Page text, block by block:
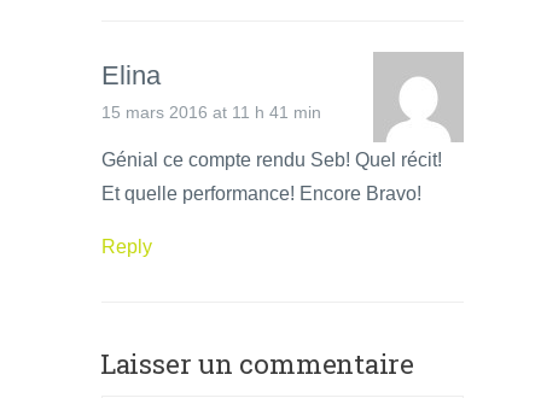
Elina
15 mars 2016 at 11 h 41 min
Génial ce compte rendu Seb! Quel récit!
Et quelle performance! Encore Bravo!
Reply
Laisser un commentaire